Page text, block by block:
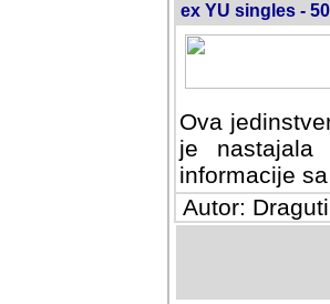
ex YU singles -
Ova
je nastajala
informacije
Autor: